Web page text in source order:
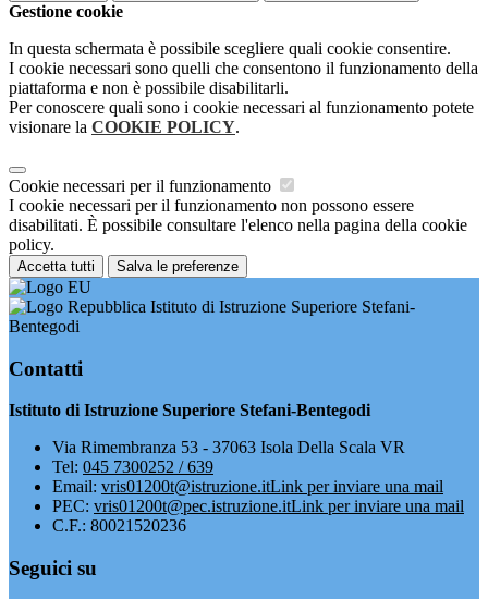
Gestione cookie
In questa schermata è possibile scegliere quali cookie consentire.
I cookie necessari sono quelli che consentono il funzionamento della
piattaforma e non è possibile disabilitarli.
Per conoscere quali sono i cookie necessari al funzionamento potete
visionare la COOKIE POLICY.
Cookie necessari per il funzionamento
I cookie necessari per il funzionamento non possono essere
disabilitati. È possibile consultare l'elenco nella pagina della cookie
policy.
Accetta tutti Salva le preferenze
Istituto di Istruzione Superiore Stefani-
Bentegodi
Contatti
Istituto di Istruzione Superiore Stefani-Bentegodi
Via Rimembranza 53 - 37063 Isola Della Scala VR
Tel: 045 7300252 / 639
Email: vris01200t@istruzione.itLink per inviare una mail
PEC: vris01200t@pec.istruzione.itLink per inviare una mail
C.F.: 80021520236
Seguici su